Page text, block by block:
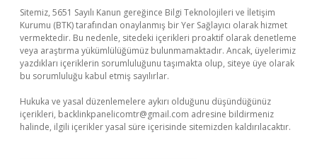
Sitemiz, 5651 Sayılı Kanun gereğince Bilgi Teknolojileri ve İletişim
Kurumu (BTK) tarafından onaylanmış bir Yer Sağlayıcı olarak hizmet
vermektedir. Bu nedenle, sitedeki içerikleri proaktif olarak denetleme
veya araştırma yükümlülüğümüz bulunmamaktadır. Ancak, üyelerimiz
yazdıkları içeriklerin sorumluluğunu taşımakta olup, siteye üye olarak
bu sorumluluğu kabul etmiş sayılırlar.
Hukuka ve yasal düzenlemelere aykırı olduğunu düşündüğünüz
içerikleri, backlinkpanelicomtr@gmail.com adresine bildirmeniz
halinde, ilgili içerikler yasal süre içerisinde sitemizden kaldırılacaktır.